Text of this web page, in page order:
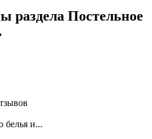
раздела Постельное
белья и...